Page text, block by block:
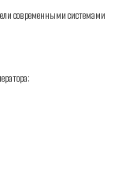
современными системами